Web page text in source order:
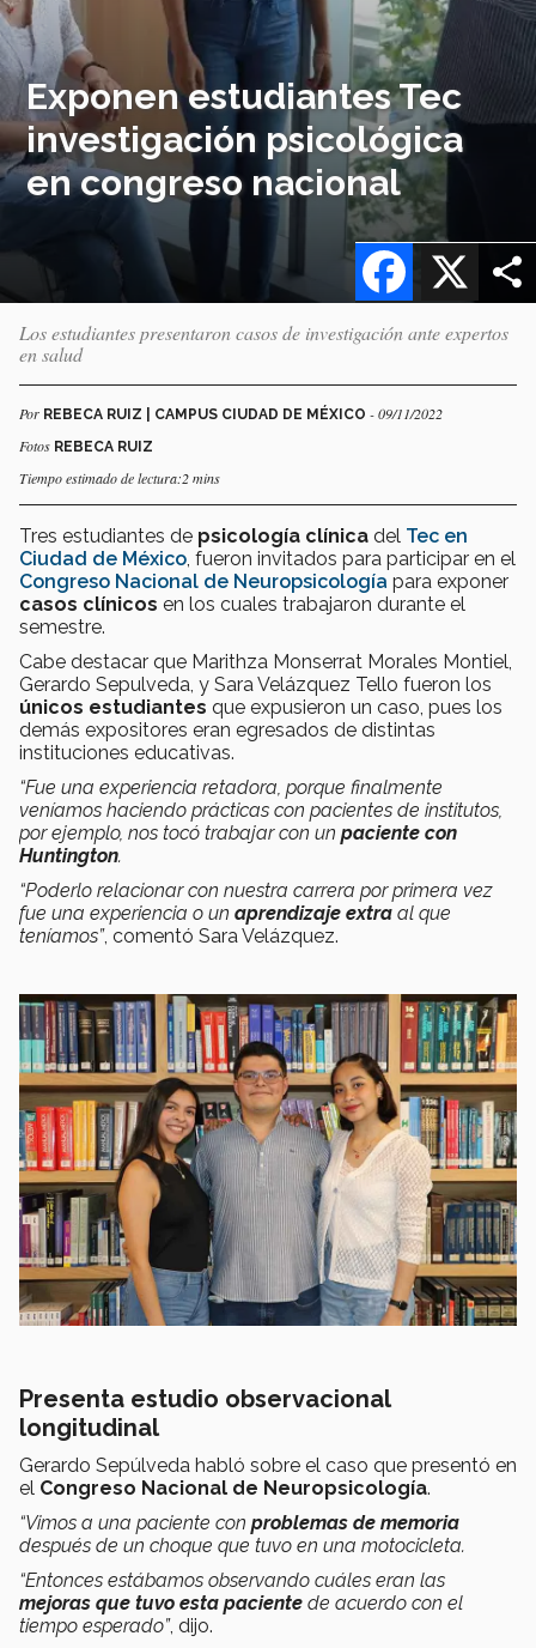
Exponen estudiantes Tec
investigación psicológica
en congreso nacional
X
Facebook
Los estudiantes presentaron casos de investigación ante expertos
en salud
Por REBECA RUIZ | CAMPUS CIUDAD DE MÉXICO - 09/11/2022
Fotos REBECA RUIZ
Tiempo estimado de lectura:2 mins
Tres estudiantes de psicología clínica del Tec en
Ciudad de México , fueron invitados para participar en el
Congreso Nacional de Neuropsicología para exponer
casos clínicos en los cuales trabajaron durante el
semestre.
Cabe destacar que Marithza Monserrat Morales Montiel,
Gerardo Sepulveda, y Sara Velázquez Tello fueron los
únicos estudiantes que expusieron un caso, pues los
demás expositores eran egresados de distintas
instituciones educativas.
“Fue una experiencia retadora, porque finalmente
veníamos haciendo prácticas con pacientes de institutos,
por ejemplo, nos tocó trabajar con un paciente con
Huntington.
“Poderlo relacionar con nuestra carrera por primera vez
fue una experiencia o un aprendizaje extra al que
teníamos”, comentó Sara Velázquez.
Presenta estudio observacional
longitudinal
Gerardo Sepúlveda habló sobre el caso que presentó en
el Congreso Nacional de Neuropsicología.
“Vimos a una paciente con problemas de memoria
después de un choque que tuvo en una motocicleta.
“Entonces estábamos observando cuáles eran las
mejoras que tuvo esta paciente de acuerdo con el
tiempo esperado”, dijo.